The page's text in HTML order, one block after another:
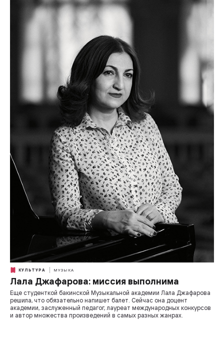
КУЛЬТУРА МУЗЫКА
Лала Джафарова: миссия выполнима
Еще студенткой бакинской Музыкальной академии Лала Джафарова
решила, что обязательно напишет балет. Сейчас она доцент
академии, заслуженный педагог, лауреат международных конкурсов
и автор множества произведений в самых разных жанрах.